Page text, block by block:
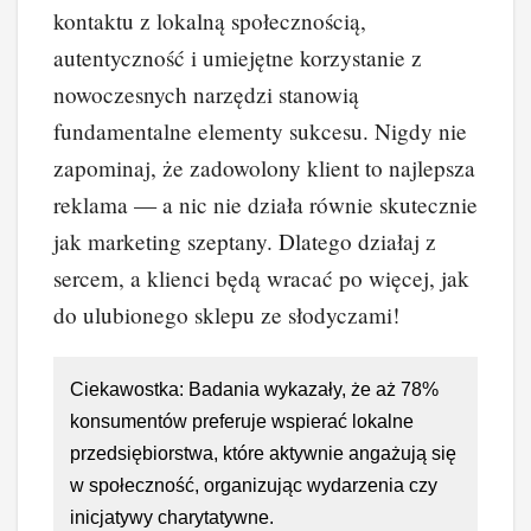
kontaktu z lokalną społecznością,
autentyczność i umiejętne korzystanie z
nowoczesnych narzędzi stanowią
fundamentalne elementy sukcesu. Nigdy nie
zapominaj, że zadowolony klient to najlepsza
reklama — a nic nie działa równie skutecznie
jak marketing szeptany. Dlatego działaj z
sercem, a klienci będą wracać po więcej, jak
do ulubionego sklepu ze słodyczami!
Ciekawostka: Badania wykazały, że aż 78%
konsumentów preferuje wspierać lokalne
przedsiębiorstwa, które aktywnie angażują się
w społeczność, organizując wydarzenia czy
inicjatywy charytatywne.